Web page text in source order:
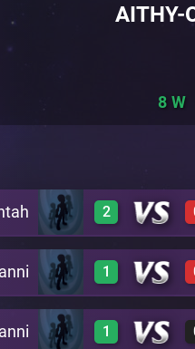
AITHY-
8
2
1 C26
1
1 C19
1